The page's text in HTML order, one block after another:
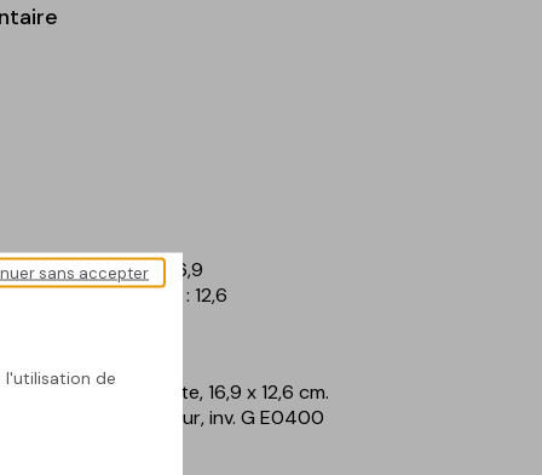
- Hauteur en cm : 16,9
- Largeur en cm : 12,6
s.d., eau-forte, 16,9 x 12,6 cm.
Province de Namur, inv. G E0400
l'utilisation de
sans accepter